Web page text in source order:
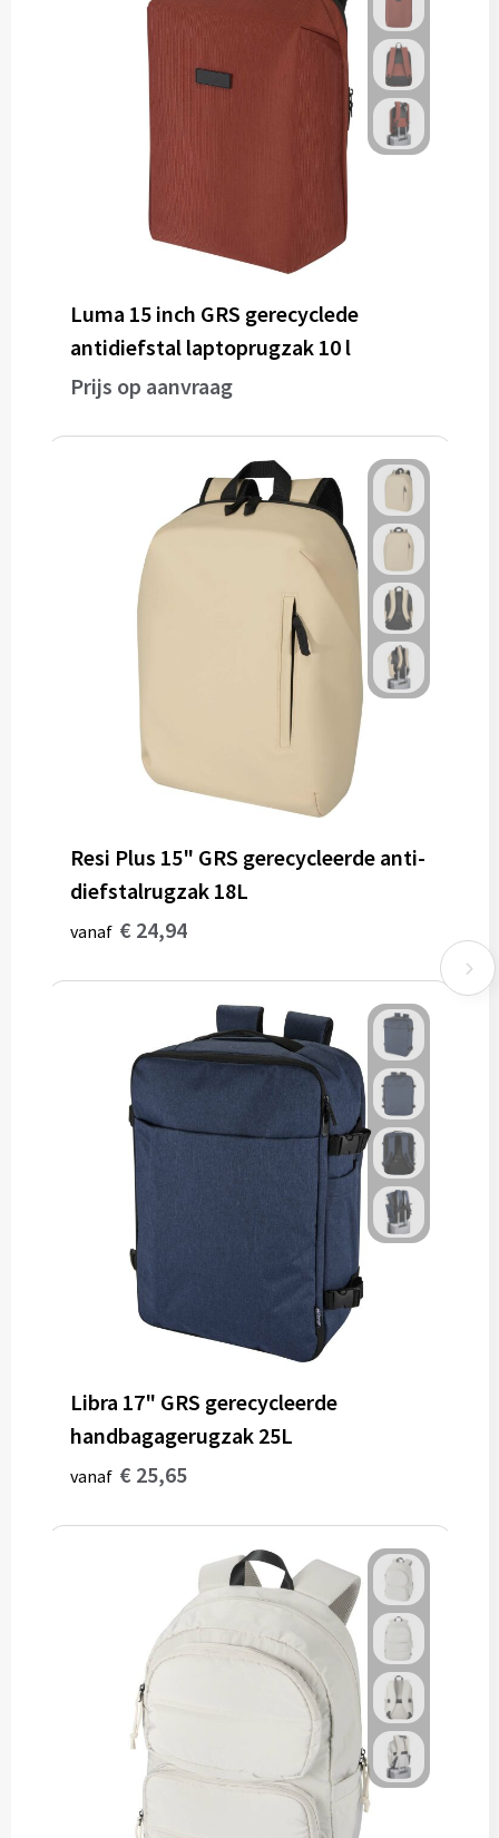
Luma 15 inch GRS gerecyclede
antidiefstal laptoprugzak 10 l
Prijs op aanvraag
Resi Plus 15" GRS gerecycleerde anti-
diefstalrugzak 18L
vanaf € 24,94
Libra 17" GRS gerecycleerde
handbagagerugzak 25L
vanaf € 25,65